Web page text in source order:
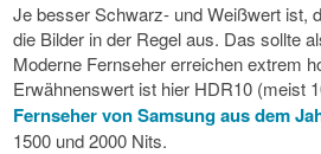
Je besser Schwarz- und Weißwert ist,
die Bilder in der Regel aus. Das sollte
Moderne Fernseher erreichen extrem
Erwähnenswert ist hier HDR10 (meist
Fernseher von Samsung aus dem
1500 und 2000 Nits.